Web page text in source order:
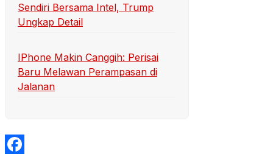
Sendiri Bersama Intel, Trump
Ungkap Detail
IPhone Makin Canggih: Perisai
Baru Melawan Perampasan di
Jalanan